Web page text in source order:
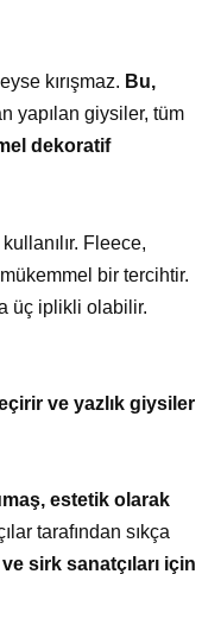
kırışmaz. Bu,
yapılan giysiler, tüm
dekoratif
Fleece,
bir tercihtir.
üç iplikli olabilir.
ve yazlık giysiler
estetik olarak
tarafından sıkça
sirk sanatçıları için